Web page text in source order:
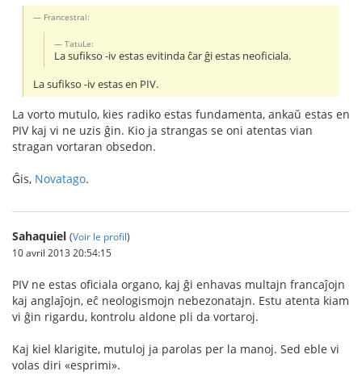
Francestral:
TatuLe:
La sufikso -iv estas evitinda ĉar ĝi estas neoficiala.
La sufikso -iv estas en PIV.
La vorto mutulo, kies radiko estas fundamenta, ankaŭ estas en
PIV kaj vi ne uzis ĝin. Kio ja strangas se oni atentas vian
stragan vortaran obsedon.
Ĝis, Novatago.
Sahaquiel (Voir le profil)
10 avril 2013 20:54:15
PIV ne estas oficiala organo, kaj ĝi enhavas multajn francaĵojn
kaj anglaĵojn, eĉ neologismojn nebezonatajn. Estu atenta kiam
vi ĝin rigardu, kontrolu aldone pli da vortaroj.
Kaj kiel klarigite, mutuloj ja parolas per la manoj. Sed eble vi
volas diri «esprimi».